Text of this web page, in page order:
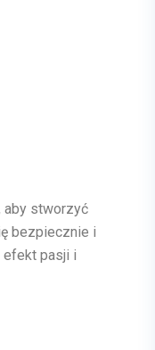
aby stworzyć
bezpiecznie i
efekt pasji i